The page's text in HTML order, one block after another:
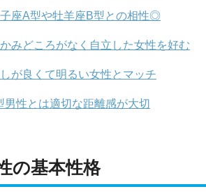
座A型や牡羊座B型との相性◎
みどころがなく自立した女性を好む
が良くて明るい女性とマッチ
男性とは適切な距離感が大切
の基本性格